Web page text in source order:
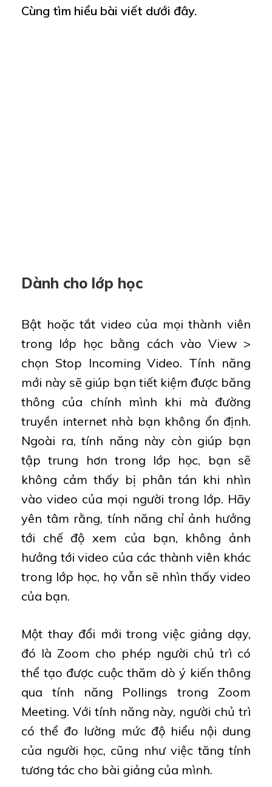
Cùng tìm hiểu bài viết dưới đây.
Dành cho lớp học
Bật hoặc tắt video của mọi thành viên
trong lớp học bằng cách vào View >
chọn Stop Incoming Video. Tính năng
mới này sẽ giúp bạn tiết kiệm được băng
thông của chính mình khi mà đường
truyền internet nhà bạn không ổn định.
Ngoài ra, tính năng này còn giúp bạn
tập trung hơn trong lớp học, bạn sẽ
không cảm thấy bị phân tán khi nhìn
vào video của mọi người trong lớp. Hãy
yên tâm rằng, tính năng chỉ ảnh hưởng
tới chế độ xem của bạn, không ảnh
hưởng tới video của các thành viên khác
trong lớp học, họ vẫn sẽ nhìn thấy video
của bạn.
Một thay đổi mới trong việc giảng dạy,
đó là Zoom cho phép người chủ trì có
thể tạo được cuộc thăm dò ý kiến thông
qua tính năng Pollings trong Zoom
Meeting. Với tính năng này, người chủ trì
có thể đo lường mức độ hiểu nội dung
của người học, cũng như việc tăng tính
tương tác cho bài giảng của mình.